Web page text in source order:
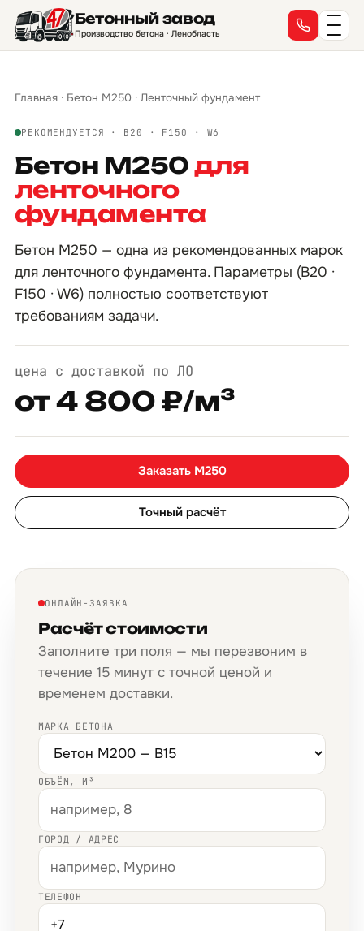
Бетонный завод
Производство бетона · Ленобласть
Главная · Бетон М250 · Ленточный фундамент
РЕКОМЕНДУЕТСЯ · B20 · F150 · W6
Бетон М250 для
ленточного
фундамента
Бетон М250 — одна из рекомендованных марок
для ленточного фундамента. Параметры (B20 ·
F150 · W6) полностью соответствуют
требованиям задачи.
цена с доставкой по ЛО
от 4 800 ₽/м³
Заказать М250
Точный расчёт
ОНЛАЙН-ЗАЯВКА
Расчёт стоимости
Заполните три поля — мы перезвоним в
течение 15 минут с точной ценой и
временем доставки.
МАРКА БЕТОНА
ОБЪЁМ, М³
ГОРОД / АДРЕС
ТЕЛЕФОН